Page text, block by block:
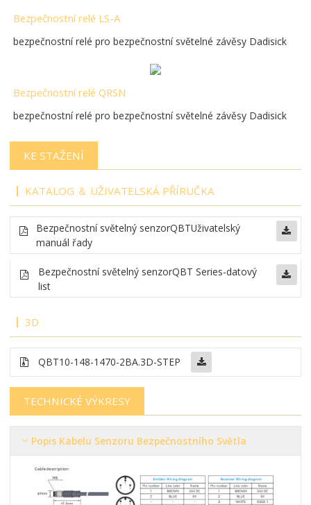
Bezpečnostní relé LS-A
bezpečnostní relé pro bezpečnostní světelné závěsy Dadisick
Bezpečnostní relé QRSN
bezpečnostní relé pro bezpečnostní světelné závěsy Dadisick
KE STAŽENÍ
KATALOG ＆ UŽIVATELSKÁ PŘÍRUČKA
Bezpečnostní světelný senzorQBTUživatelský
manuál řady
Bezpečnostní světelný senzorQBT Series-datový
list
3D
QBT10-148-1470-2BA.3D-STEP
TECHNICKÉ VÝKRESY
Popis Kabelu Senzoru Bezpečnostního Světla